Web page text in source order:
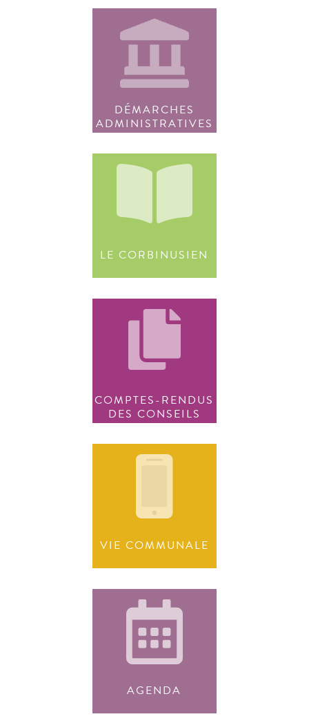
DÉMARCHES
ADMINISTRATIVES
LE CORBINUSIEN
COMPTES-RENDUS
DES CONSEILS
VIE COMMUNALE
AGENDA